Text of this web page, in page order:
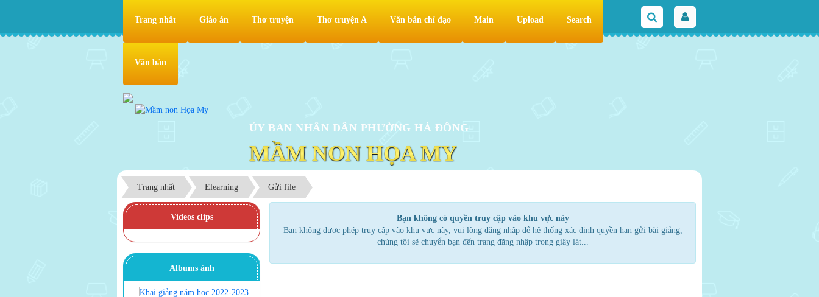
Trang nhất Giáo án Thơ truyện Thơ truyện A Văn bản chỉ đạo Main Upload Search
Văn bản
ỦY BAN NHÂN DÂN PHƯỜNG HÀ ĐÔNG
MẦM NON HỌA MY
Trang nhất Elearning Gửi file
Bạn không có quyền truy cập vào khu vực này
Bạn không được phép truy cập vào khu vực này, vui lòng đăng nhập để hệ thống xác định quyền hạn gửi bài giảng,
chúng tôi sẽ chuyển bạn đến trang đăng nhập trong giây lát...
Videos clips
Albums ảnh